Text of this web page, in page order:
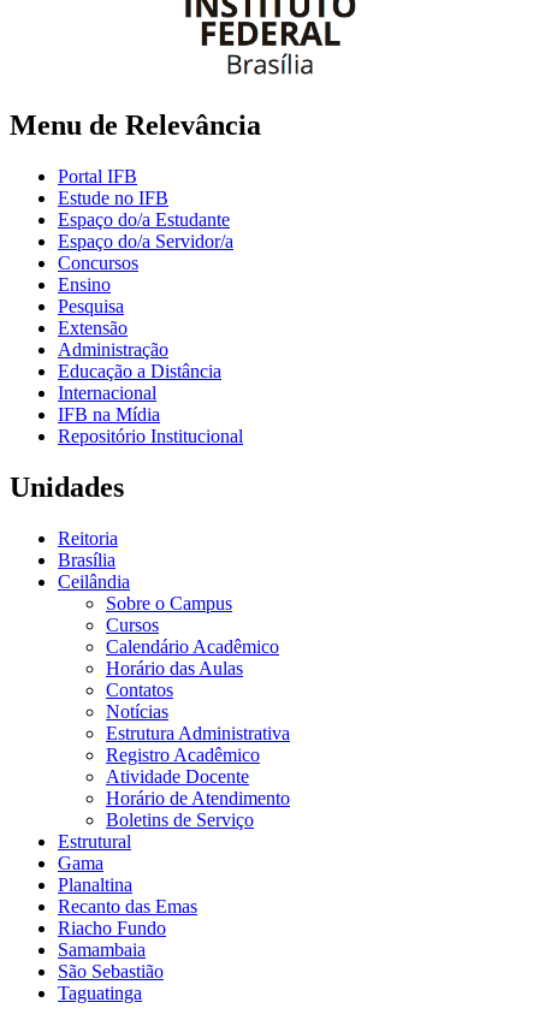
Menu de Relevância
Portal IFB
Estude no IFB
Espaço do/a Estudante
Espaço do/a Servidor/a
Concursos
Ensino
Pesquisa
Extensão
Administração
Educação a Distância
Internacional
IFB na Mídia
Repositório Institucional
Unidades
Reitoria
Brasília
Ceilândia
Sobre o Campus
Cursos
Calendário Acadêmico
Horário das Aulas
Contatos
Notícias
Estrutura Administrativa
Registro Acadêmico
Atividade Docente
Horário de Atendimento
Boletins de Serviço
Estrutural
Gama
Planaltina
Recanto das Emas
Riacho Fundo
Samambaia
São Sebastião
Taguatinga